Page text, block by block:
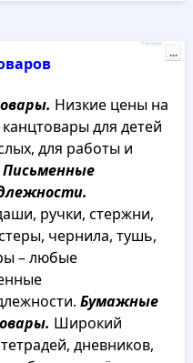
Низкие цены на
для детей
для работы и
Письменные
ручки, стержни,
чернила, тушь,
– любые
Бумажные
Широкий
дневников,
Реклама
...